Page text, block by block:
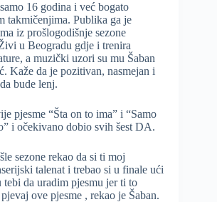
16 godina i već bogato
takmičenjima. Publika ga je
iz prošlogodišnje sezone
u Beogradu gdje i trenira
a muzički uzori su mu Šaban
Kaže da je pozitivan, nasmejan i
bude lenj.
pjesme “Šta on to ima” i “Samo
i očekivano dobio svih šest DA.
sezone rekao da si ti moj
talenat i trebao si u finale ući
tebi da uradim pjesmu jer ti to
ove pjesme , rekao je Šaban.